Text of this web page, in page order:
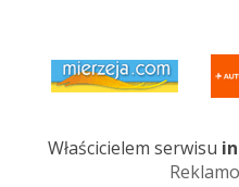
Właścicielem serwisu